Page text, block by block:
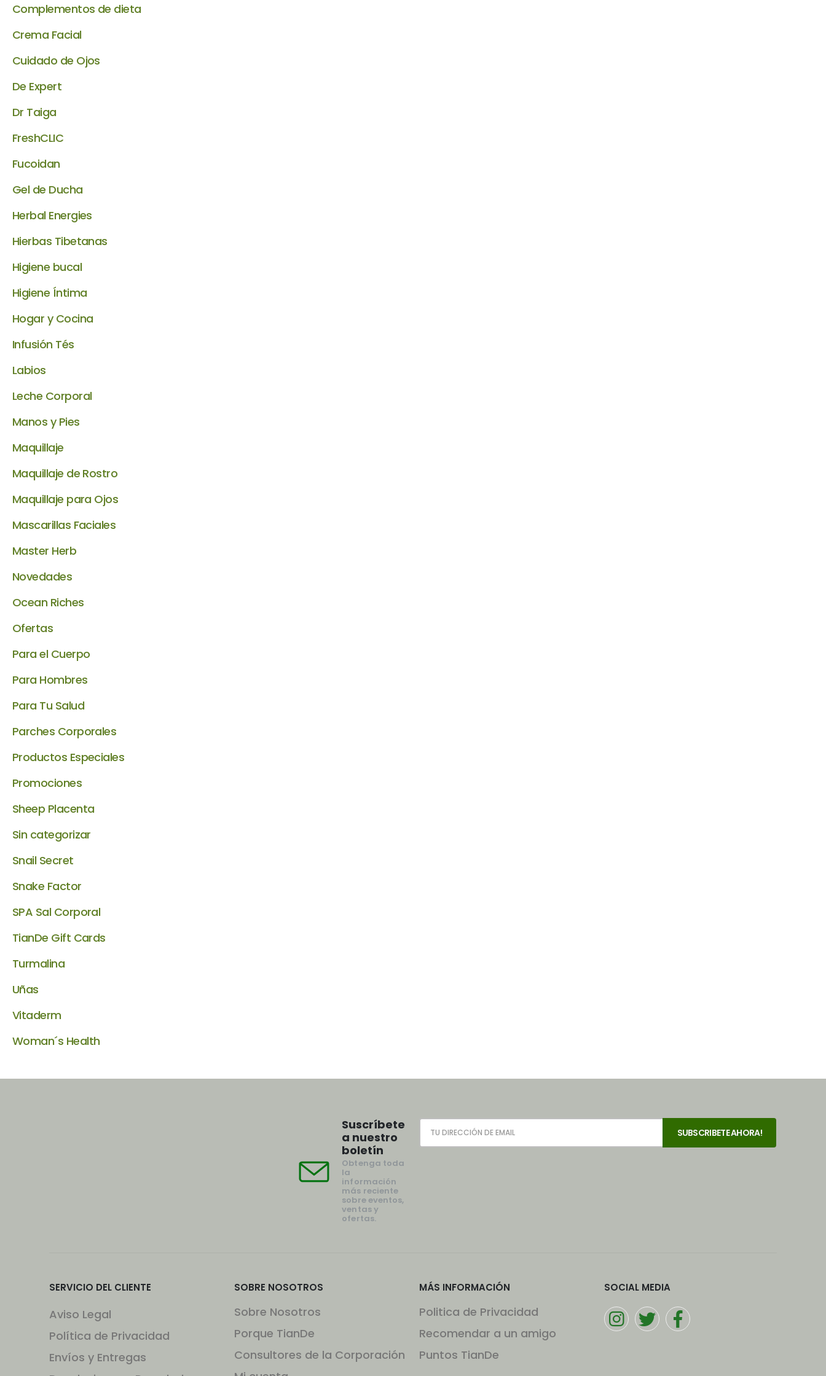
Complementos de dieta
Crema Facial
Cuidado de Ojos
De Expert
Dr Taiga
FreshCLIC
Fucoidan
Gel de Ducha
Herbal Energies
Hierbas Tibetanas
Higiene bucal
Higiene Íntima
Hogar y Cocina
Infusión Tés
Labios
Leche Corporal
Manos y Pies
Maquillaje
Maquillaje de Rostro
Maquillaje para Ojos
Mascarillas Faciales
Master Herb
Novedades
Ocean Riches
Ofertas
Para el Cuerpo
Para Hombres
Para Tu Salud
Parches Corporales
Productos Especiales
Promociones
Sheep Placenta
Sin categorizar
Snail Secret
Snake Factor
SPA Sal Corporal
TianDe Gift Cards
Turmalina
Uñas
Vitaderm
Woman´s Health
Suscríbete
a nuestro
boletín
Obtenga toda
la
información
más reciente
sobre eventos,
ventas y
ofertas.
SERVICIO DEL CLIENTE
Aviso Legal
Política de Privacidad
Envíos y Entregas
SOBRE NOSOTROS
Sobre Nosotros
Porque TianDe
Consultores de la Corporación
MÁS INFORMACIÓN
Politica de Privacidad
Recomendar a un amigo
Puntos TianDe
SOCIAL MEDIA